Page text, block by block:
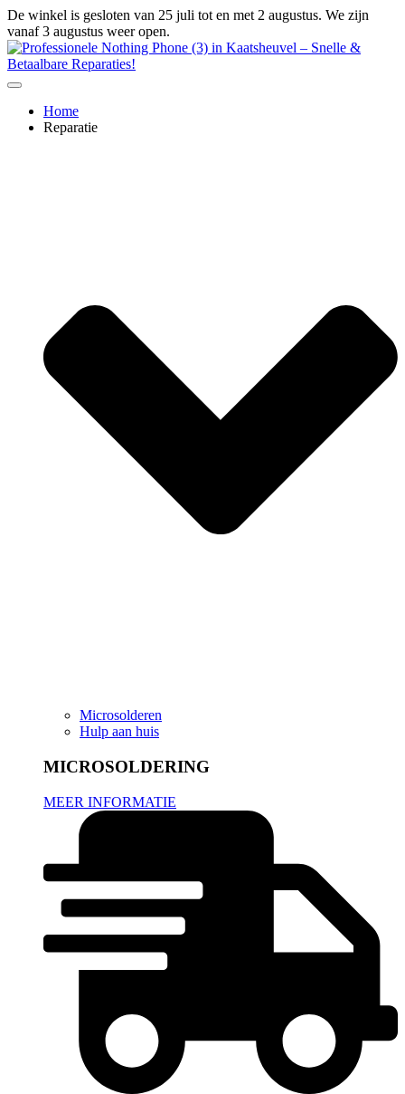
Ga
naar
de
inhoud
De winkel is gesloten van 25 juli tot en met 2 augustus. We zijn
vanaf 3 augustus weer open.
Home
Reparatie
Microsolderen
Hulp aan huis
MICROSOLDERING
MEER INFORMATIE